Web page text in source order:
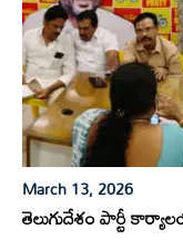
March 13, 2026
తెలుగుదేశం పార్టీ